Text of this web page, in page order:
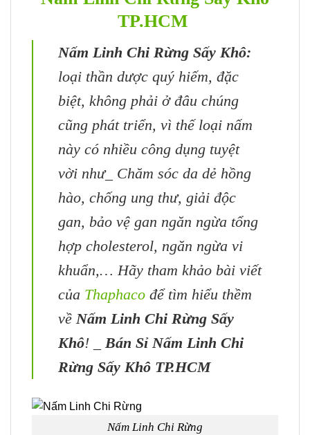
TP.HCM
Nấm Linh Chi Rừng Sấy Khô:
loại thần dược quý hiếm, đặc
biệt, không phải ở đâu chúng
cũng phát triển, vì thế loại nấm
này có nhiều công dụng tuyệt
vời như_ Chăm sóc da dẻ hồng
hào, chống ung thư, giải độc
gan, bảo vệ gan ngăn ngừa tổng
hợp cholesterol, ngăn ngừa vi
khuẩn,… Hãy tham khảo bài viết
của Thaphaco để tìm hiểu thềm
về Nấm Linh Chi Rừng Sấy
Khô! _ Bán Sỉ Nấm Linh Chi
Rừng Sấy Khô TP.HCM
Nấm Linh Chi Rừng